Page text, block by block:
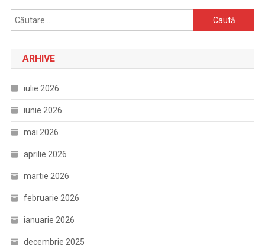
Caută
după:
ARHIVE
iulie 2026
iunie 2026
mai 2026
aprilie 2026
martie 2026
februarie 2026
ianuarie 2026
decembrie 2025